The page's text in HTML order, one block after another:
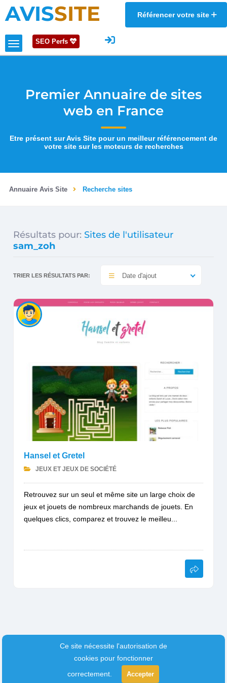
AVISSITE Référencer votre site
SEO Perfs
Premier Annuaire de sites
web en France
Etre présent sur Avis Site pour un meilleur référencement de
votre site sur les moteurs de recherches
Annuaire Avis Site Recherche sites
Résultats pour: Sites de l'utilisateur
sam_zoh
TRIER LES RÉSULTATS PAR: Date d'ajout
Hansel et Gretel
JEUX ET JEUX DE SOCIÉTÉ
Retrouvez sur un seul et même site un large choix de
jeux et jouets de nombreux marchands de jouets. En
quelques clics, comparez et trouvez le meilleu...
Ce site nécessite l'autorisation de
cookies pour fonctionner
correctement.
Accepter